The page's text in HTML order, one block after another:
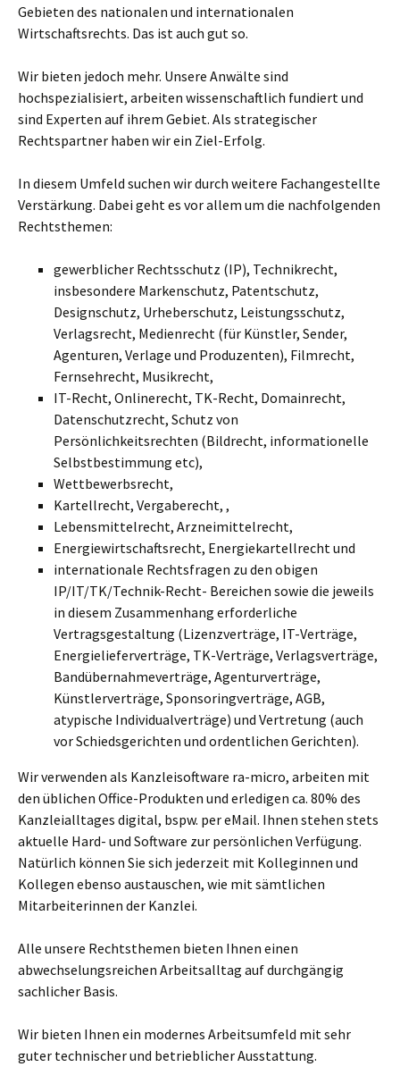
Gebieten des nationalen und internationalen
Wirtschaftsrechts. Das ist auch gut so.
Wir bieten jedoch mehr. Unsere Anwälte sind
hochspezialisiert, arbeiten wissenschaftlich fundiert und
sind Experten auf ihrem Gebiet. Als strategischer
Rechtspartner haben wir ein Ziel-Erfolg.
In diesem Umfeld suchen wir durch weitere Fachangestellte
Verstärkung. Dabei geht es vor allem um die nachfolgenden
Rechtsthemen:
gewerblicher Rechtsschutz (IP), Technikrecht,
insbesondere Markenschutz, Patentschutz,
Designschutz, Urheberschutz, Leistungsschutz,
Verlagsrecht, Medienrecht (für Künstler, Sender,
Agenturen, Verlage und Produzenten), Filmrecht,
Fernsehrecht, Musikrecht,
IT-Recht, Onlinerecht, TK-Recht, Domainrecht,
Datenschutzrecht, Schutz von
Persönlichkeitsrechten (Bildrecht, informationelle
Selbstbestimmung etc),
Wettbewerbsrecht,
Kartellrecht, Vergaberecht, ,
Lebensmittelrecht, Arzneimittelrecht,
Energiewirtschaftsrecht, Energiekartellrecht und
internationale Rechtsfragen zu den obigen
IP/IT/TK/Technik-Recht- Bereichen sowie die jeweils
in diesem Zusammenhang erforderliche
Vertragsgestaltung (Lizenzverträge, IT-Verträge,
Energielieferverträge, TK-Verträge, Verlagsverträge,
Bandübernahmeverträge, Agenturverträge,
Künstlerverträge, Sponsoringverträge, AGB,
atypische Individualverträge) und Vertretung (auch
vor Schiedsgerichten und ordentlichen Gerichten).
Wir verwenden als Kanzleisoftware ra-micro, arbeiten mit
den üblichen Office-Produkten und erledigen ca. 80% des
Kanzleialltages digital, bspw. per eMail. Ihnen stehen stets
aktuelle Hard- und Software zur persönlichen Verfügung.
Natürlich können Sie sich jederzeit mit Kolleginnen und
Kollegen ebenso austauschen, wie mit sämtlichen
Mitarbeiterinnen der Kanzlei.
Alle unsere Rechtsthemen bieten Ihnen einen
abwechselungsreichen Arbeitsalltag auf durchgängig
sachlicher Basis.
Wir bieten Ihnen ein modernes Arbeitsumfeld mit sehr
guter technischer und betrieblicher Ausstattung.